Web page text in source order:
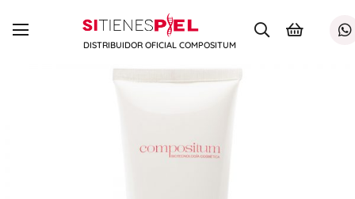
DISTRIBUIDOR OFICIAL COMPOSITUM